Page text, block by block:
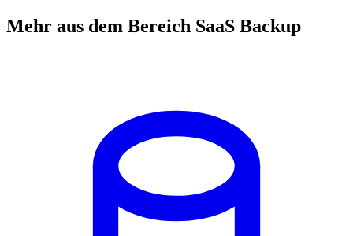
Mehr aus dem Bereich SaaS Backup